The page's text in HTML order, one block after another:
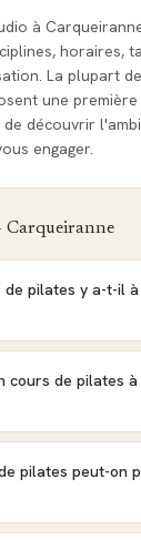
à
horaires,
La plupart
une première
découvrir
engager.
Carqueiranne
de pilates y a-t-il à
cours de pilates à
pilates peut-on